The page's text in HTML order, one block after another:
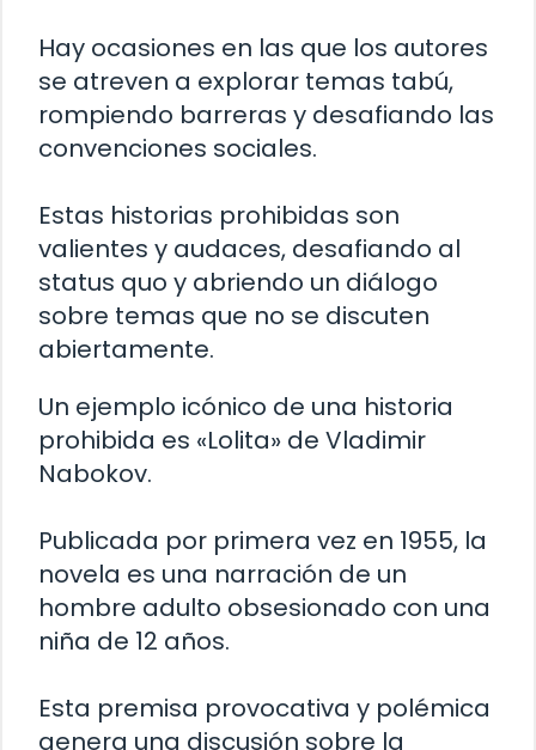
Hay ocasiones en las que los autores
se atreven a explorar temas tabú,
rompiendo barreras y desafiando las
convenciones sociales.
Estas historias prohibidas son
valientes y audaces, desafiando al
status quo y abriendo un diálogo
sobre temas que no se discuten
abiertamente.
Un ejemplo icónico de una historia
prohibida es «Lolita» de Vladimir
Nabokov.
Publicada por primera vez en 1955, la
novela es una narración de un
hombre adulto obsesionado con una
niña de 12 años.
Esta premisa provocativa y polémica
genera una discusión sobre la